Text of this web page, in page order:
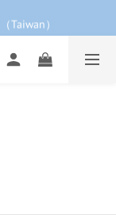
貨
Taiwan）
折價券 ➩